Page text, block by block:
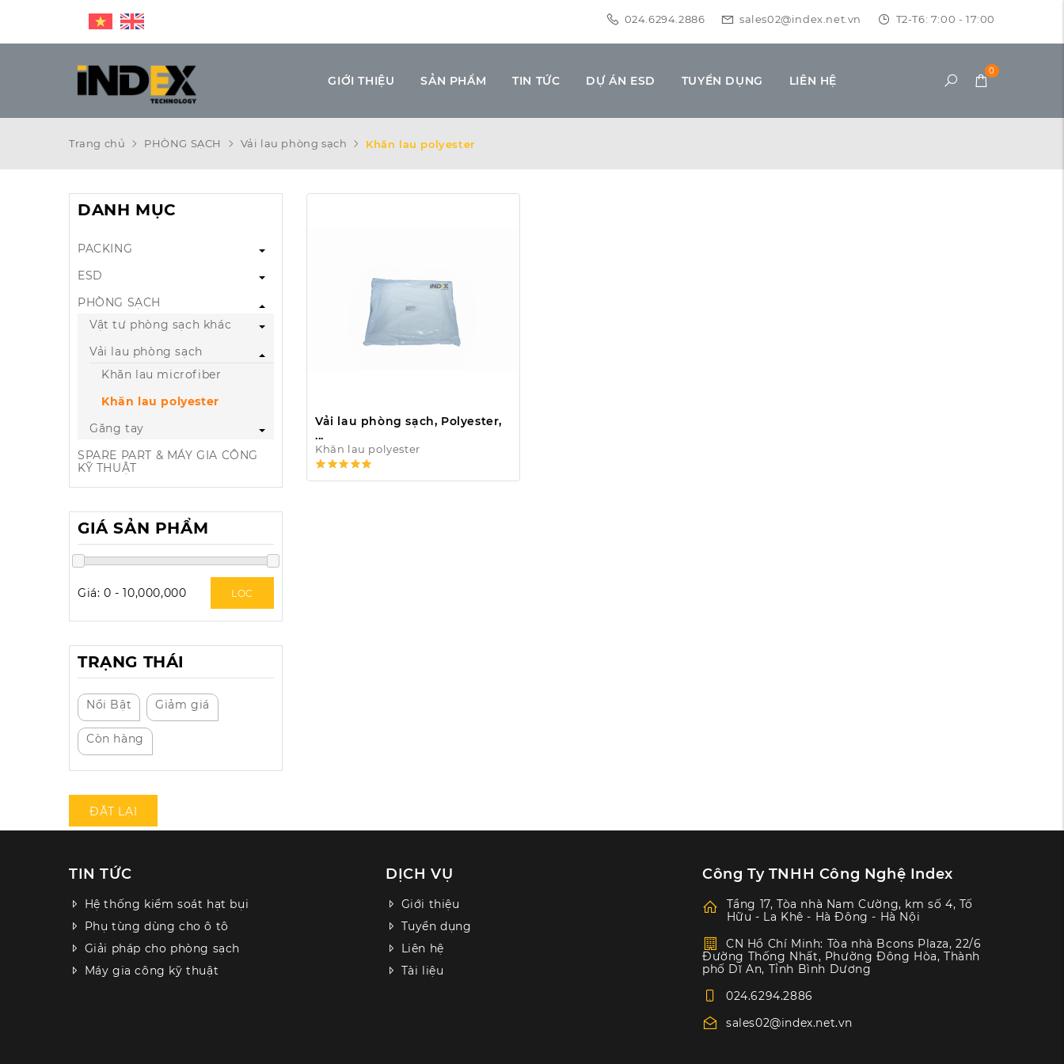
024.6294.2886 sales02@index.net.vn T2-T6: 7:00 - 17:00
GIỚI THIỆU SẢN PHẨM TIN TỨC DỰ ÁN ESD TUYỂN DỤNG LIÊN HỆ
0
Trang chủ PHÒNG SẠCH Vải lau phòng sạch Khăn lau polyester
DANH MỤC
PACKING
ESD
PHÒNG SẠCH
Vật tư phòng sạch khác
Vải lau phòng sạch
Khăn lau microfiber
Khăn lau polyester
Găng tay
SPARE PART & MÁY GIA CÔNG
KỸ THUẬT
GIÁ SẢN PHẨM
Giá: 0 -10,000,000 LOC
TRẠNG THÁI
Nổi Bật Giảm giá
Còn hàng
ĐẶT LẠI
Vải lau phòng sạch, Polyester,
...
Khăn lau polyester
TIN TỨC
Hệ thống kiểm soát hạt bụi
Phụ tùng dùng cho ô tô
Giải pháp cho phòng sạch
Máy gia công kỹ thuật
DỊCH VỤ
Giới thiệu
Tuyển dụng
Liên hệ
Tài liệu
Công Ty TNHH Công Nghệ Index
Tầng 17, Tòa nhà Nam Cường, km số 4, Tố
Hữu - La Khê - Hà Đông - Hà Nội
CN Hồ Chí Minh: Tòa nhà Bcons Plaza, 22/6
Đường Thống Nhất, Phường Đông Hòa, Thành
phố Dĩ An, Tỉnh Bình Dương
024.6294.2886
sales02@index.net.vn